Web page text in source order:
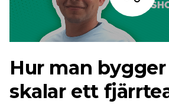
Lyssna
Hur man
skalar ett